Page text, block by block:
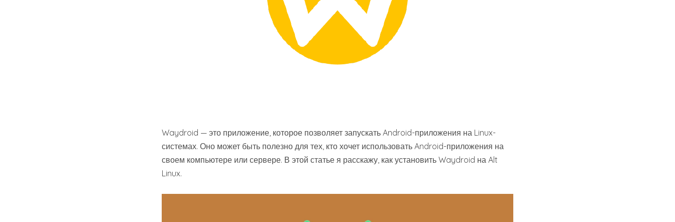
Waydroid — это приложение, которое позволяет запускать Android-приложения на Linux-
системах. Оно может быть полезно для тех, кто хочет использовать Android-приложения на
своем компьютере или сервере. В этой статье я расскажу, как установить Waydroid на Alt
Linux.